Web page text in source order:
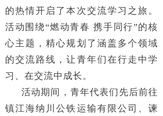
的热情开启了本次交流学习之旅。
活动围绕“燃动青春 携手同行”的核
心主题，精心规划了涵盖多个领域
的交流路线，让青年们在行走中学
习、在交流中成长。
活动期间，青年代表们先后前往
镇江海纳川公铁运输有限公司、谏